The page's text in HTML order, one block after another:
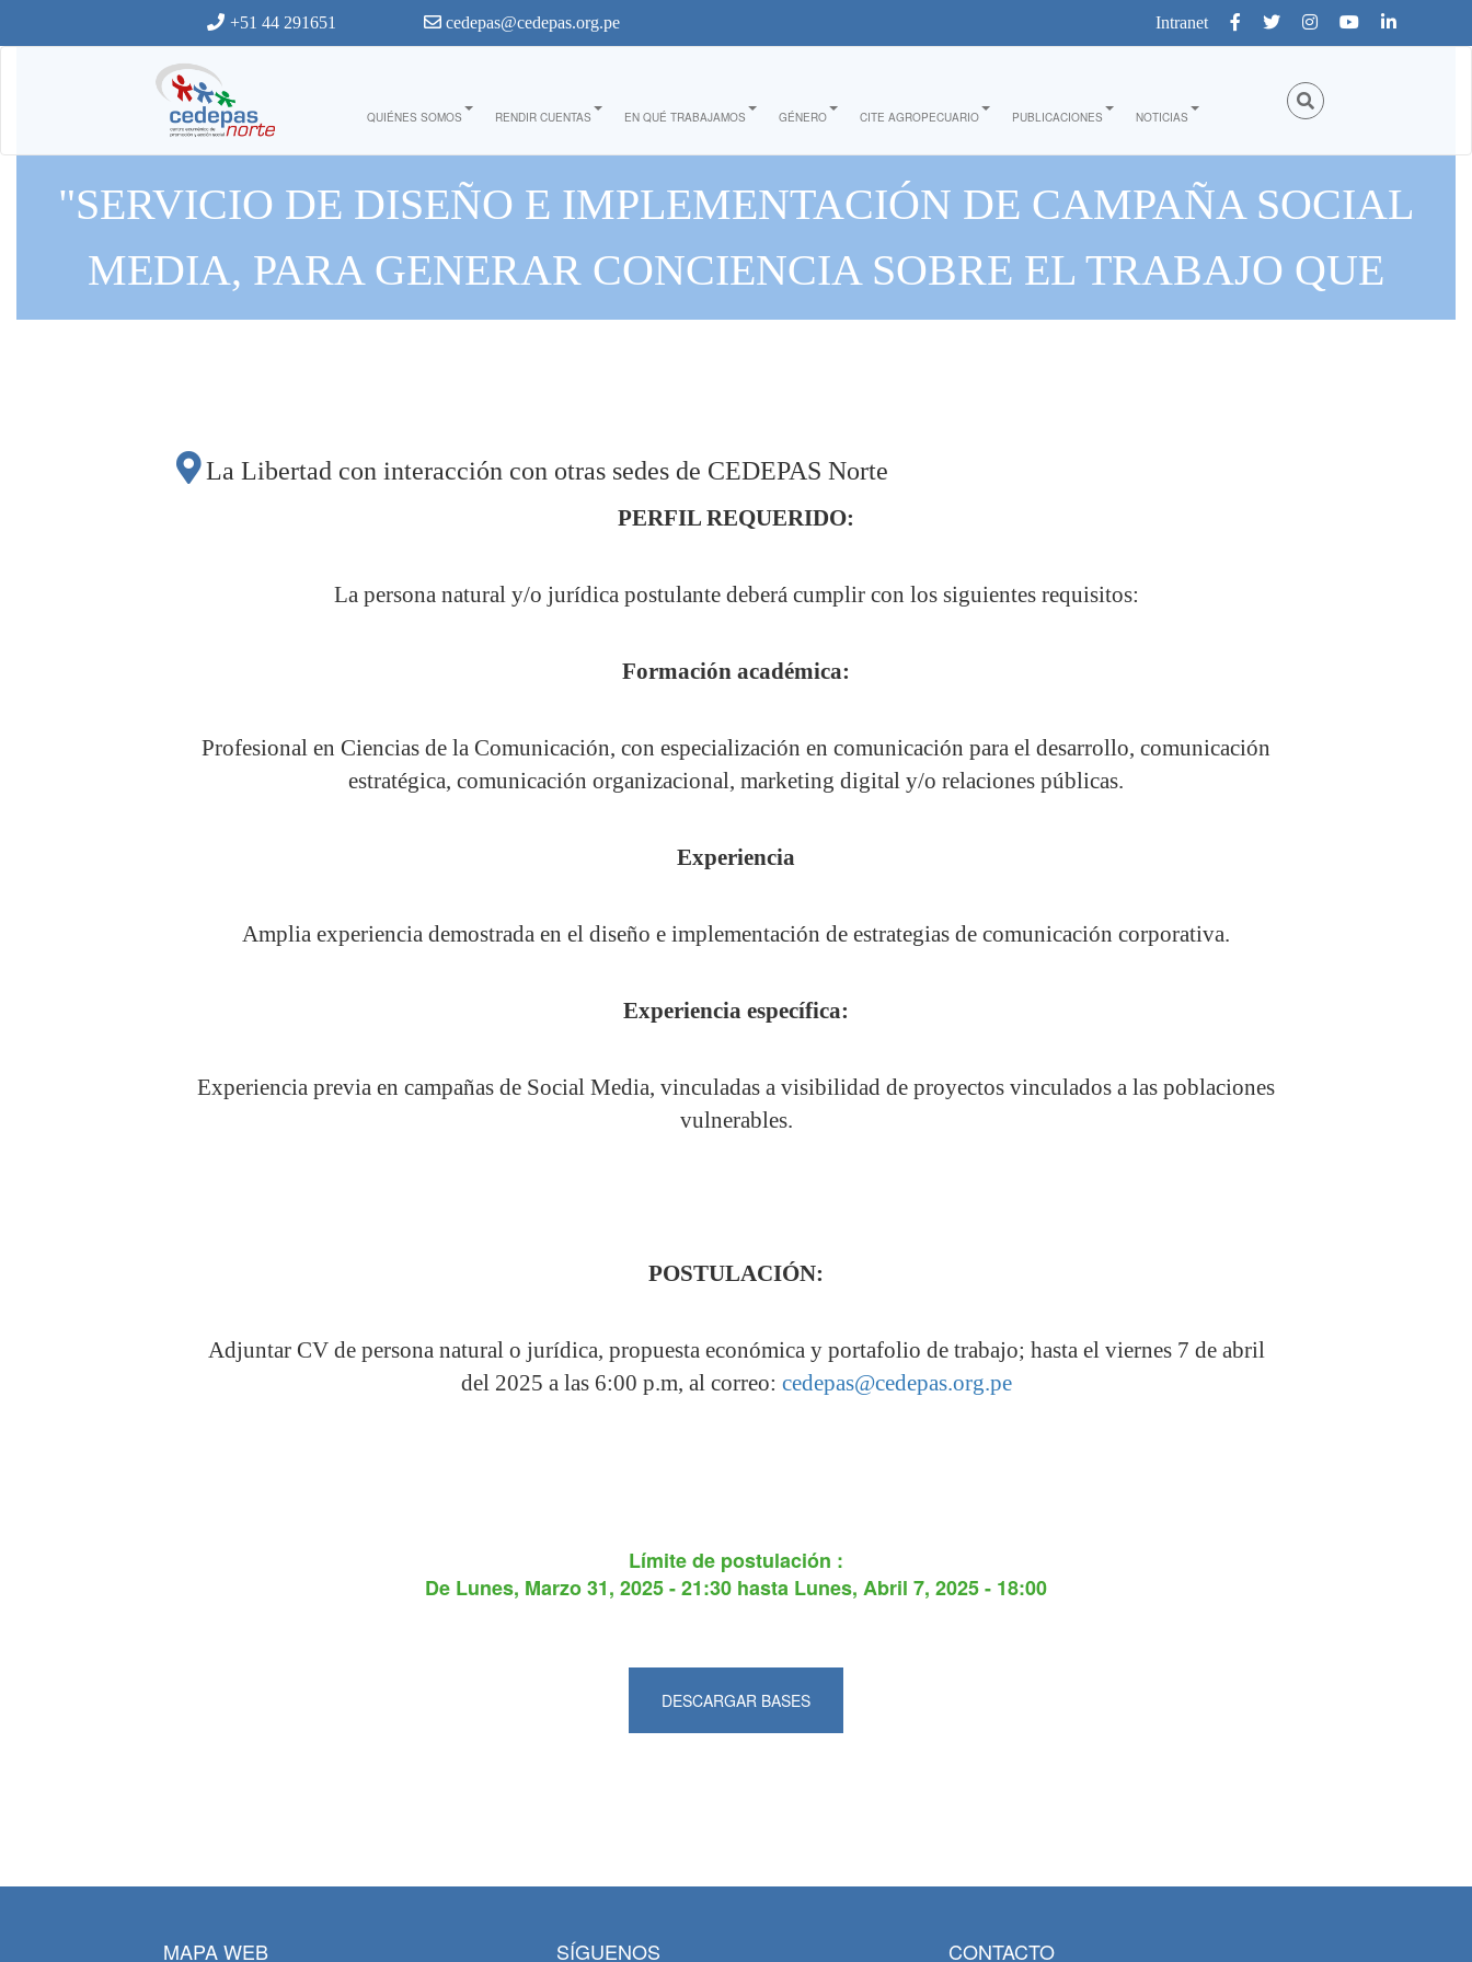
+51 44 291651 cedepas@cedepas.org.pe Intranet
QUIÉNES SOMOS RENDIR CUENTAS EN QUÉ TRABAJAMOS GÉNERO CITE AGROPECUARIO PUBLICACIONES NOTICIAS
"SERVICIO DE DISEÑO E IMPLEMENTACIÓN DE CAMPAÑA SOCIAL
MEDIA, PARA GENERAR CONCIENCIA SOBRE EL TRABAJO QUE
REALIZAN LAS ONG Y RESULTADOS OBTENIDO CON POBLACIONES
La Libertad con interacción con otras sedes de CEDEPAS Norte
PERFIL REQUERIDO:
La persona natural y/o jurídica postulante deberá cumplir con los siguientes requisitos:
Formación académica:
Profesional en Ciencias de la Comunicación, con especialización en comunicación para el desarrollo, comunicación
estratégica, comunicación organizacional, marketing digital y/o relaciones públicas.
Experiencia
Amplia experiencia demostrada en el diseño e implementación de estrategias de comunicación corporativa.
Experiencia específica:
Experiencia previa en campañas de Social Media, vinculadas a visibilidad de proyectos vinculados a las poblaciones
vulnerables.
POSTULACIÓN:
Adjuntar CV de persona natural o jurídica, propuesta económica y portafolio de trabajo; hasta el viernes 7 de abril
del 2025 a las 6:00 p.m, al correo: cedepas@cedepas.org.pe
Límite de postulación :
De Lunes, Marzo 31, 2025 - 21:30 hasta Lunes, Abril 7, 2025 - 18:00
DESCARGAR BASES
MAPA WEB SÍGUENOS CONTACTO